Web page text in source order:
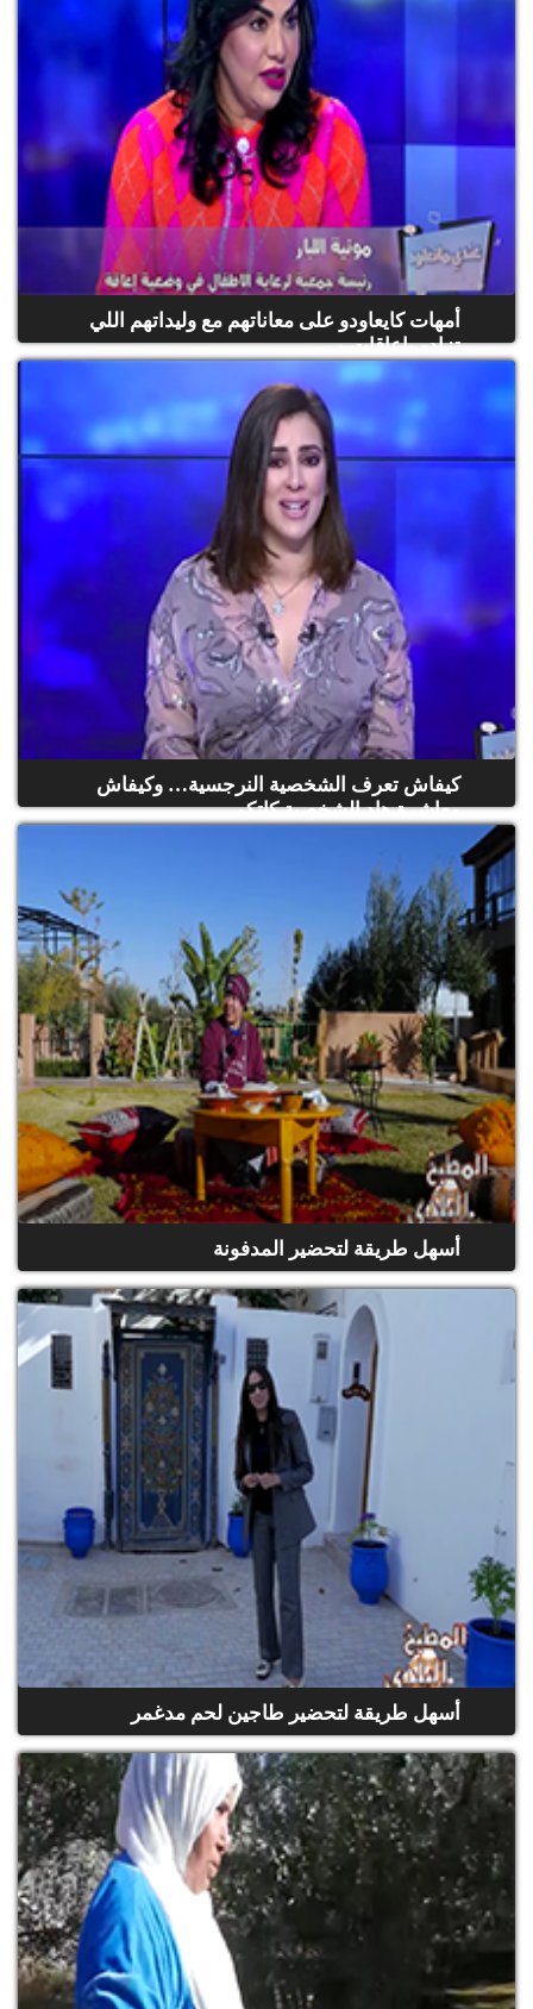
أمهات كايعاودو على معاناتهم مع وليداتهم اللي
تزادو بإعاقات و...
كيفاش تعرف الشخصية النرجسية… وكيفاش
معاشرة هاد الشخصية كاتكو...
(حلقة كاملة)
أسهل طريقة لتحضير المدفونة
أسهل طريقة لتحضير طاجين لحم مدغمر
(حلقة كاملة)